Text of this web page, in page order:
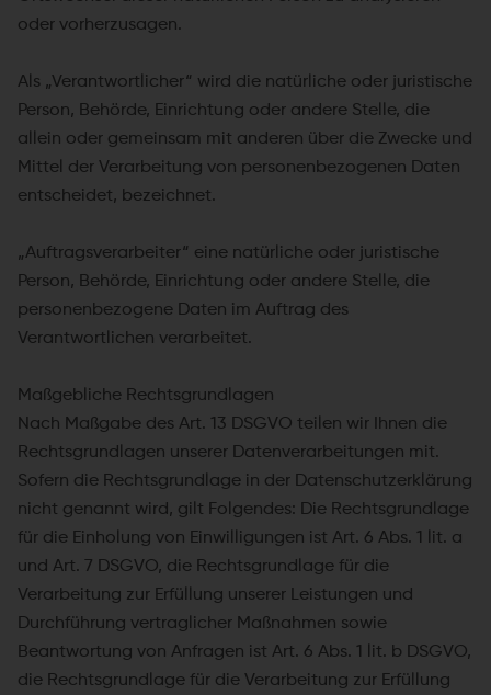
oder vorherzusagen.
Als „Verantwortlicher“ wird die natürliche oder juristische
Person, Behörde, Einrichtung oder andere Stelle, die
allein oder gemeinsam mit anderen über die Zwecke und
Mittel der Verarbeitung von personenbezogenen Daten
entscheidet, bezeichnet.
„Auftragsverarbeiter“ eine natürliche oder juristische
Person, Behörde, Einrichtung oder andere Stelle, die
personenbezogene Daten im Auftrag des
Verantwortlichen verarbeitet.
Maßgebliche Rechtsgrundlagen
Nach Maßgabe des Art. 13 DSGVO teilen wir Ihnen die
Rechtsgrundlagen unserer Datenverarbeitungen mit.
Sofern die Rechtsgrundlage in der Datenschutzerklärung
nicht genannt wird, gilt Folgendes: Die Rechtsgrundlage
für die Einholung von Einwilligungen ist Art. 6 Abs. 1 lit. a
und Art. 7 DSGVO, die Rechtsgrundlage für die
Verarbeitung zur Erfüllung unserer Leistungen und
Durchführung vertraglicher Maßnahmen sowie
Beantwortung von Anfragen ist Art. 6 Abs. 1 lit. b DSGVO,
die Rechtsgrundlage für die Verarbeitung zur Erfüllung